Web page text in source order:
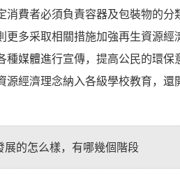
費者必須負責容器及包裝物的
多采取相關措施加強再生資源
媒體進行宣傳，提高公民的環
經濟理念納入各級學校教育，
的怎么樣，有哪幾個階段